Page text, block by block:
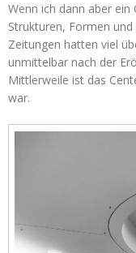
Wenn ich dann aber
Strukturen, Formen
Zeitungen hatten viel
unmittelbar nach der
Mittlerweile ist das
war.